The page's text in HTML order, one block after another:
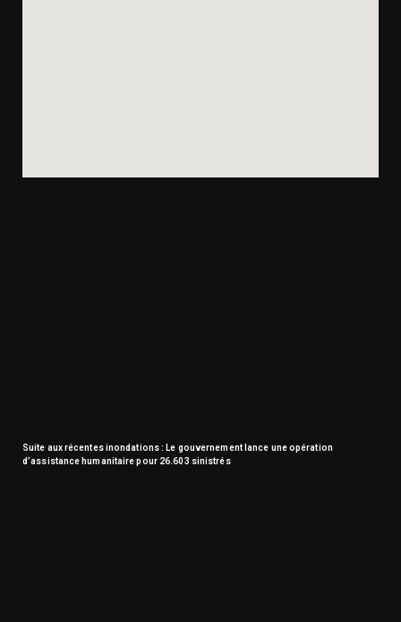
Suite aux récentes inondations : Le gouvernement lance une opération
d’assistance humanitaire pour 26.603 sinistrés